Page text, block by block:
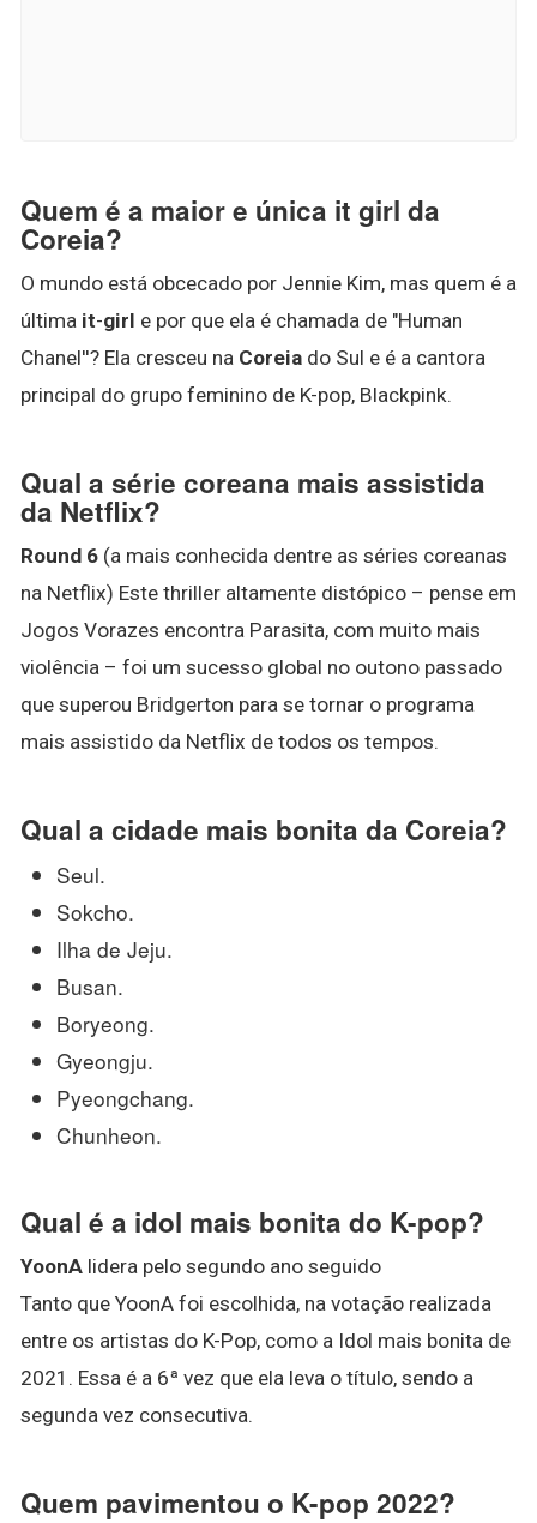
Quem é a maior e única it girl da
Coreia?
O mundo está obcecado por Jennie Kim, mas quem é a
última it-girl e por que ela é chamada de "Human
Chanel''? Ela cresceu na Coreia do Sul e é a cantora
principal do grupo feminino de K-pop, Blackpink.
Qual a série coreana mais assistida
da Netflix?
Round 6 (a mais conhecida dentre as séries coreanas
na Netflix) Este thriller altamente distópico – pense em
Jogos Vorazes encontra Parasita, com muito mais
violência – foi um sucesso global no outono passado
que superou Bridgerton para se tornar o programa
mais assistido da Netflix de todos os tempos.
Qual a cidade mais bonita da Coreia?
Seul.
Sokcho.
Ilha de Jeju.
Busan.
Boryeong.
Gyeongju.
Pyeongchang.
Chunheon.
Qual é a idol mais bonita do K-pop?
YoonA lidera pelo segundo ano seguido
Tanto que YoonA foi escolhida, na votação realizada
entre os artistas do K-Pop, como a Idol mais bonita de
2021. Essa é a 6ª vez que ela leva o título, sendo a
segunda vez consecutiva.
Quem pavimentou o K-pop 2022?